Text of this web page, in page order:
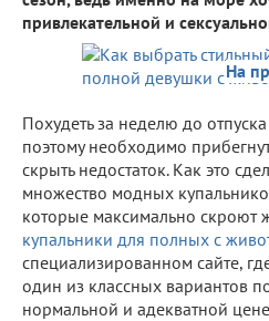
привлекательной и
На
Похудеть за неделю до
поэтому необходимо
скрыть недостаток. Как это
множество модных
которые максимально скроют
купальники для полных с
специализированном сайте,
один из классных вариантов
нормальной и адекватной